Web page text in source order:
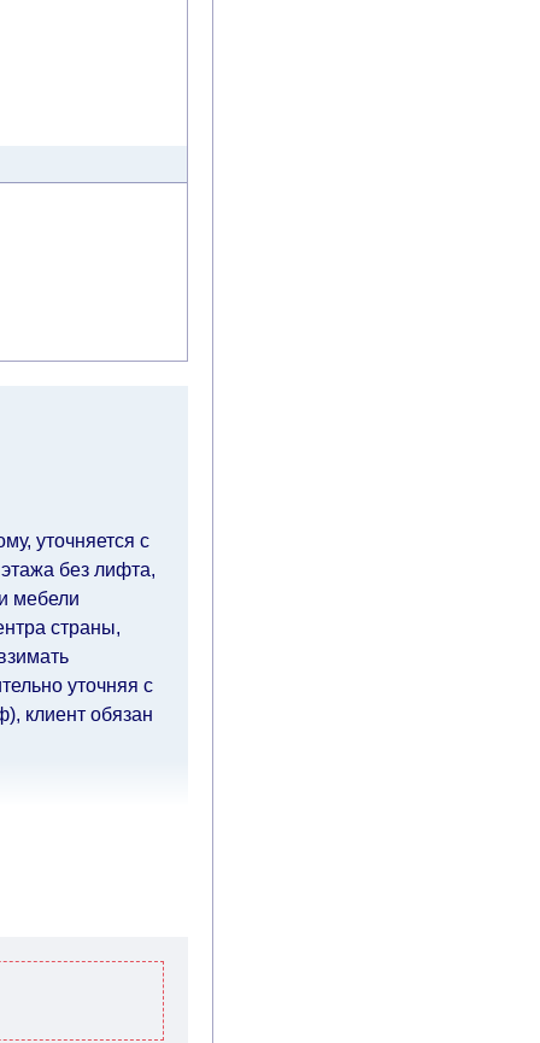
уточняется с
без лифта,
мебели
страны,
уточняя с
клиент обязан